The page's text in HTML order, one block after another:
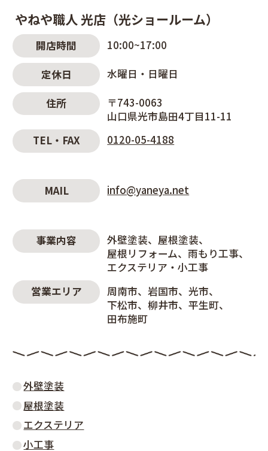
やねや職人 光店（光ショールーム）
開店時間 10:00~17:00
定休日 水曜日・日曜日
住所
〒743-0063
山口県光市島田4丁目11-11
TEL・FAX
0120-05-4188
MAIL info@yaneya.net
事業内容 外壁塗装
屋根塗装
屋根リフォーム
雨もり工事
エクステリア・小工事
営業エリア
周南市 岩国市
光市
下松市
柳井市
平生町
田布施町
外壁塗装
屋根塗装
エクステリア
小工事